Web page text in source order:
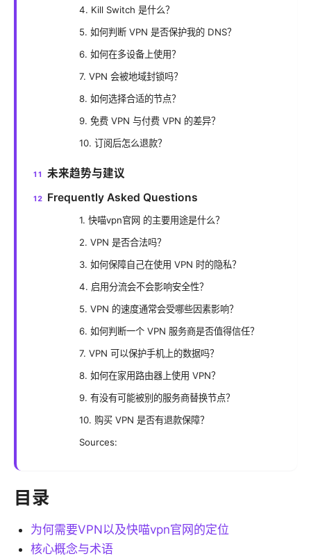
4. Kill Switch 是什么？
5. 如何判断 VPN 是否保护我的 DNS？
6. 如何在多设备上使用？
7. VPN 会被地域封锁吗？
8. 如何选择合适的节点？
9. 免费 VPN 与付费 VPN 的差异？
10. 订阅后怎么退款？
未来趋势与建议
Frequently Asked Questions
1. 快喵vpn官网 的主要用途是什么？
2. VPN 是否合法吗？
3. 如何保障自己在使用 VPN 时的隐私？
4. 启用分流会不会影响安全性？
5. VPN 的速度通常会受哪些因素影响？
6. 如何判断一个 VPN 服务商是否值得信任？
7. VPN 可以保护手机上的数据吗？
8. 如何在家用路由器上使用 VPN？
9. 有没有可能被别的服务商替换节点？
10. 购买 VPN 是否有退款保障？
Sources:
目录
为何需要VPN以及快喵vpn官网的定位
核心概念与术语